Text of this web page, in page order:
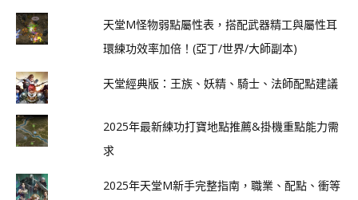
天堂M怪物弱點屬性表，搭配武器精工與屬性耳
環練功效率加倍！(亞丁/世界/大師副本)
天堂經典版：王族、妖精、騎士、法師配點建議
2025年最新練功打寶地點推薦&掛機重點能力需
求
2025年天堂M新手完整指南，職業、配點、衝等